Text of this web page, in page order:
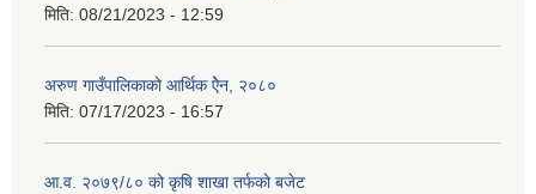
मिति: 08/21/2023 - 12:59
अरुण गाउँपालिकाको आर्थिक ऐेन, २०८०
मिति: 07/17/2023 - 16:57
आ.व. २०७९/८० को कृषि शाखा तर्फको बजेट